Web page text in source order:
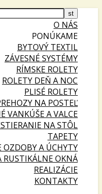
O NÁS
PONÚKAME
BYTOVÝ TEXTIL
ZÁVESNÉ SYSTÉMY
RÍMSKE ROLETY
ROLETY DEŇ A NOC
PLISÉ ROLETY
NA POSTEĽ
VANKÚŠE A VALCE
NA STÔL
TAPETY
OZDOBY A ÚCHYTY
RUSTIKÁLNE OKNÁ
REALIZÁCIE
KONTAKTY